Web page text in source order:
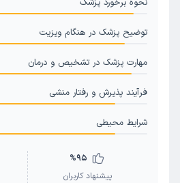
نحوه برخورد پزشک
توضیح پزشک در هنگام ویزیت
مهارت پزشک در تشخیص و درمان
فرآیند پذیرش و رفتار منشی
شرایط محیطی
%95
پیشنهاد کاربران